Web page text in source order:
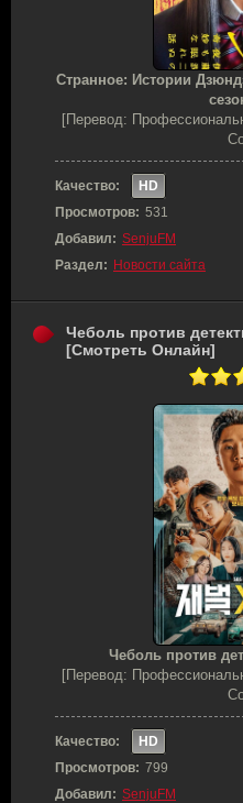
Странное: Истории
[Перевод:
Качество:
HD
Просмотров: 531
Добавил: SenjuFM
Раздел: Новости сайта
Чеболь против
[Смотреть Онлайн]
Чеболь против
[Перевод:
Качество:
HD
Просмотров: 799
Добавил: SenjuFM